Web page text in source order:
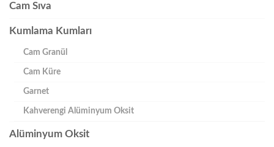
Cam Sıva
Kumlama Kumları
Cam Granül
Cam Küre
Garnet
Kahverengi Alüminyum Oksit
Alüminyum Oksit